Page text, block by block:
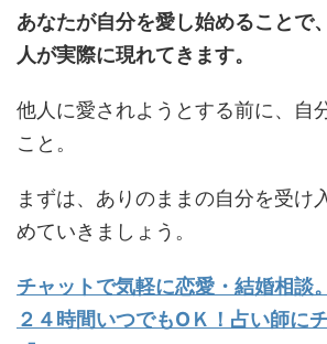
あなたが自分を愛し始めることで
人が実際に現れてきます。
他人に愛されようとする前に、自
こと。
まずは、ありのままの自分を受け
めていきましょう。
チャットで気軽に恋愛・結婚相談。
２４時間いつでもOＫ！占い師に